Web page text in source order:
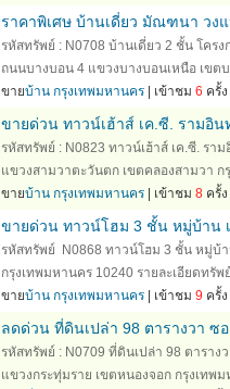
ราคาพิเศษ บ้านเดี่ยว มัณฑนา วง
รหัสทรัพย์ : N0708 บ้านเดี่ยว 2 ชั้น โคร
ถนนบางบอน 4 แขวงบางบอนเหนือ เขต
ขายบ้าน กรุงเทพมหานคร| เข้าชม 6 ครั้ง
ขายด่วน ทาวน์เฮ้าส์ เค.ซี. รามอิน
รหัสทรัพย์ : N0823 ทาวน์เฮ้าส์ เค.ซี. รา
แขวงสามวาตะวันตก เขตคลองสามวา ก
ขายบ้าน กรุงเทพมหานคร| เข้าชม 8ครั้ง
ขายด่วน ทาวน์โฮม 3 ชั้น หมู่บ้าน
รหัสทรัพย์ N0868 ทาวน์โฮม 3 ชั้น หมู่บ้
กรุงเทพมหานคร 10240 รายละเอียดท
ขายบ้าน กรุงเทพมหานคร| เข้าชม 9 ครั้ง
ลดด่วน ที่ดินเปล่า 98 ตารางวา ซ
รหัสทรัพย์ : N0709 ที่ดินเปล่า 98 ตารา
แขวงกระทุ่มราย เขตหนองจอก กรุงเทพ